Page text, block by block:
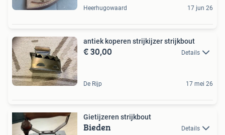
Heerhugowaard 17 jun 26
antiek koperen strijkijzer strijkbout
€ 30,00 Details
De Rijp 17 mei 26
Gietijzeren strijkbout
Bieden Details